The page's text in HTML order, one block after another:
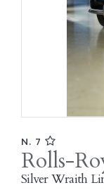
N. 7
Rolls-
Silver Wraith